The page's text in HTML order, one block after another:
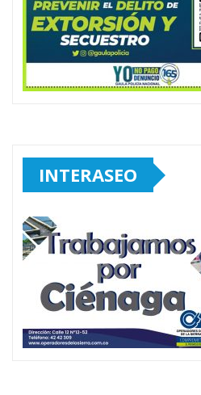
INTERASEO